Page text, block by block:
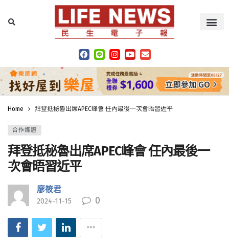
Home 拜登抵秘魯出席APEC峰會 任內最後一次會晤習近平
合作媒體
拜登抵秘魯出席APEC峰會 任內最後一
次會晤習近平
廖筱君
2024-11-15 0